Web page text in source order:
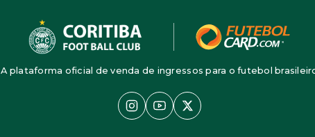
A plataforma oficial de venda de ingressos para o futebol